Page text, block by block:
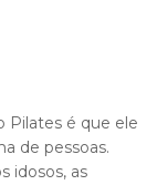
Pilates é que ele
de pessoas.
idosos, as